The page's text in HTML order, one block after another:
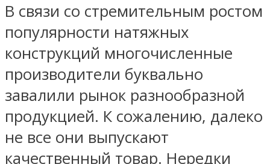
В связи со стремительным ростом
популярности натяжных
конструкций многочисленные
производители буквально
завалили рынок разнообразной
продукцией. К сожалению, далеко
не все они выпускают
качественный товар. Нередки